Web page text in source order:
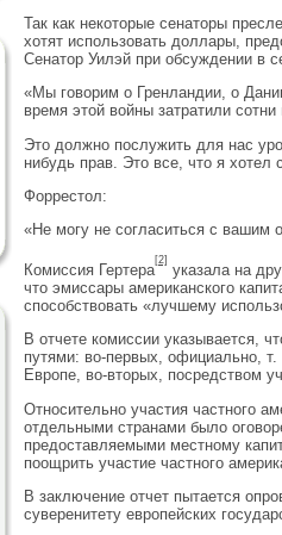
Так как некоторые сенаторы
хотят использовать доллары,
Сенатор Уилэй при обсуж­дении в
«Мы говорим о Гренландии, о
время этой войны затратили
Это должно послужить для нас
нибудь прав. Это все, что я хотел
Форрестол:
«Не могу не согласиться с вашим
Комиссия Гертера
[2]
указала на
что эмиссары американского
способствовать «лучшему
В отчете комиссии указывается,
путями: во-первых, официально, т.
Европе, во-вторых, посред­ством
Относительно участия частного
отдельными странами было
предоставляемыми местно­му
поощрить уча­стие частного
В заключение отчет пытается
суверенитету европейских